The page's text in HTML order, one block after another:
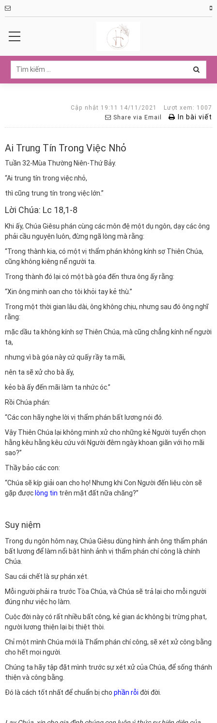
Cập nhật 19:11 14/11/2021
Lượt xem: 1007
Share via Email
In bài viết
Ai Trung Tín Trong Việc Nhỏ
Tuần 32-Mùa Thường Niên-Thứ Bảy.
“Ai trung tín trong việc nhỏ,
thì cũng trung tín trong việc lớn.”
Lời Chúa: Lc 18,1-8
Khi ấy, Chúa Giêsu phán cùng các môn đệ một dụ ngôn, dạy các ông
phải cầu nguyện luôn, đừng ngã lòng mà rằng:
“Trong thành kia, có một vị thẩm phán không kính sợ Thiên Chúa,
cũng không kiêng nể người ta.
Trong thành đó lại có một bà góa đến thưa ông ấy rằng:
“Xin ông minh oan cho tôi khỏi tay kẻ thù.”
Trong một thời gian lâu dài, ông không chịu, nhưng sau đó ông nghĩ
rằng:
mặc dầu ta không kính sợ Thiên Chúa, mà cũng chẳng kính nể người
ta,
nhưng vì bà góa này cứ quấy rầy ta mãi,
nên ta sẽ xử cho bà ấy,
kẻo bà ấy đến mãi làm ta nhức óc.”
Rồi Chúa phán:
“Các con hãy nghe lời vị thẩm phán bất lương nói đó.
Vậy Thiên Chúa lại không minh xử cho những kẻ Người tuyển chọn
hằng kêu hằng kêu cứu với Người đêm ngày khoan giãn với họ mãi
sao?”
Thầy bảo các con:
“Chúa sẽ kíp giải oan cho họ! Nhưng khi Con Người đến liệu còn sẽ
gặp đượclòng tin trên mặt đất nữa chăng?”
Suy niệm
Trong dụ ngôn hôm nay, Chúa Giêsu dùng hình ảnh ông thẩm phán
bất lương để làm nổi bật hình ảnh vị thẩm phán chí công là chính
Chúa.
Sau cái chết là sự phán xét.
Mỗi người phải ra trước Tòa Chúa, và Chúa sẽ trả lại cho mỗi người
đúng như việc họ làm.
Cuộc đời này có rất nhiều bất công, kẻ gian ác không bị trừng phạt,
người lương thiện lại bị thiệt thòi.
Chỉ một mình Chúa mới là Thẩm phán chí công, sẽ xét xử công bằng
cho hết mọi người.
Chúng ta hãy tập đặt mình trước sự xét xử của Chúa, để sống thánh
thiện và công bằng.
Đó là cách tốt nhất để chuẩn bị cho phần rỗi đời đời.